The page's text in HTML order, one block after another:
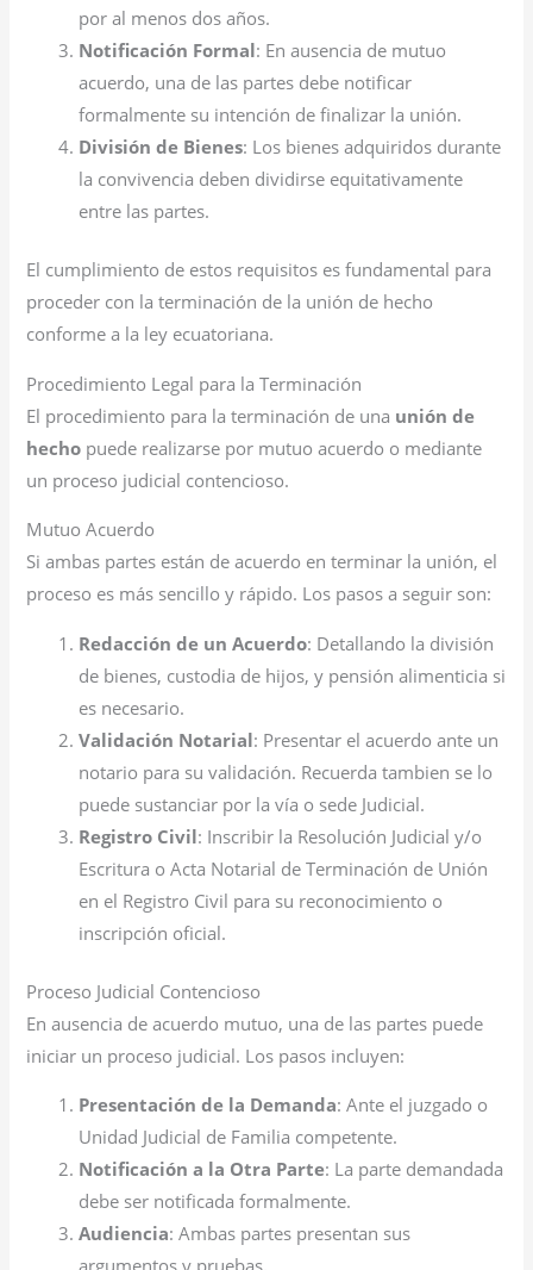
por al menos dos años.
Notificación Formal: En ausencia de mutuo
acuerdo, una de las partes debe notificar
formalmente su intención de finalizar la unión.
División de Bienes: Los bienes adquiridos durante
la convivencia deben dividirse equitativamente
entre las partes.
El cumplimiento de estos requisitos es fundamental para
proceder con la terminación de la unión de hecho
conforme a la ley ecuatoriana.
Procedimiento Legal para la Terminación
El procedimiento para la terminación de una unión de
hecho puede realizarse por mutuo acuerdo o mediante
un proceso judicial contencioso.
Mutuo Acuerdo
Si ambas partes están de acuerdo en terminar la unión, el
proceso es más sencillo y rápido. Los pasos a seguir son:
Redacción de un Acuerdo: Detallando la división
de bienes, custodia de hijos, y pensión alimenticia si
es necesario.
Validación Notarial: Presentar el acuerdo ante un
notario para su validación. Recuerda tambien se lo
puede sustanciar por la vía o sede Judicial.
Registro Civil: Inscribir la Resolución Judicial y/o
Escritura o Acta Notarial de Terminación de Unión
en el Registro Civil para su reconocimiento o
inscripción oficial.
Proceso Judicial Contencioso
En ausencia de acuerdo mutuo, una de las partes puede
iniciar un proceso judicial. Los pasos incluyen:
Presentación de la Demanda: Ante el juzgado o
Unidad Judicial de Familia competente.
Notificación a la Otra Parte: La parte demandada
debe ser notificada formalmente.
Audiencia: Ambas partes presentan sus